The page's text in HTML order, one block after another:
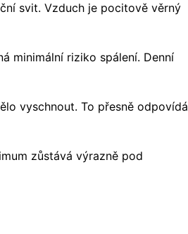
svit. Vzduch je pocitově věrný
minimální riziko spálení. Denní
vyschnout. To přesně odpovídá
zůstává výrazně pod